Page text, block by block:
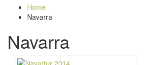
Home
Navarra
Navarra